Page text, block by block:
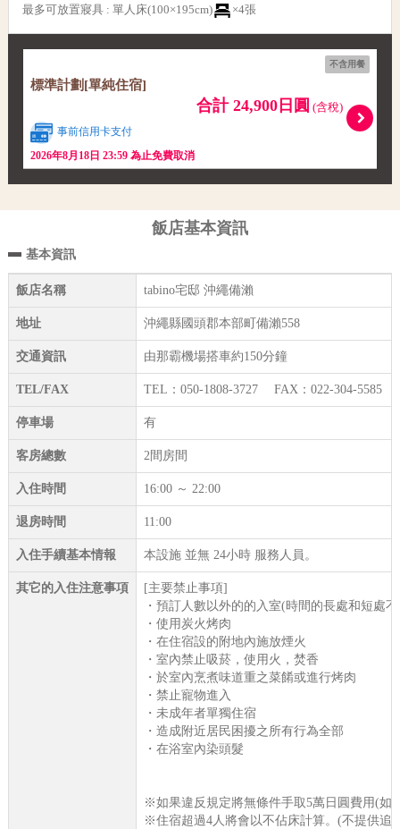
最多可放置寢具 : 單人床(100×195cm) ×4張
不含用餐
標準計劃[單純住宿]
合計 24,900日圓 (含稅)
事前信用卡支付
2026年8月18日 23:59 為止免費取消
飯店基本資訊
基本資訊
飯店名稱 tabino宅邸 沖繩備瀨
地址 沖繩縣國頭郡本部町備瀨558
交通資訊 由那霸機場搭車約150分鐘
TEL/FAX TEL：050-1808-3727 FAX：022-304-5585
停車場 有
客房總數 2間房間
入住時間 16:00 ～ 22:00
退房時間 11:00
入住手續基本情報 本設施 並無 24小時 服務人員。
其它的入住注意事項
[主要禁止事項]
・預訂人數以外的的入室(時間的長處和短處
・使用炭火烤肉
・在住宿設的附地內施放煙火
・室內禁止吸菸，使用火，焚香
・於室內烹煮味道重之菜餚或進行烤肉
・禁止寵物進入
・未成年者單獨住宿
・造成附近居民困擾之所有行為全部
・在浴室內染頭髮
※如果違反規定將無條件手取5萬日圓費用(如
※住宿超過4人將會以不佔床計算。(不提供追